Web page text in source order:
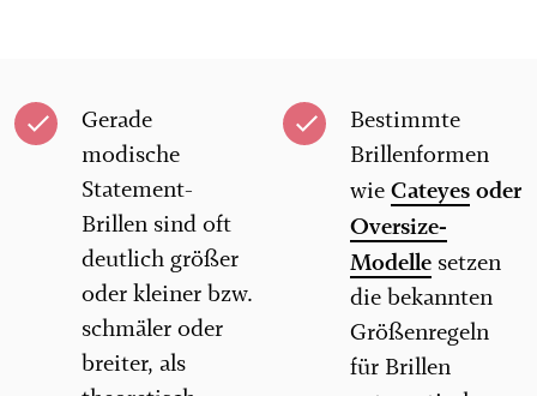
Gerade
modische
Statement-
Brillen sind oft
deutlich größer
oder kleiner bzw.
schmäler oder
breiter, als
Bestimmte
Brillenformen
wie Cateyes oder
Oversize-
Modelle setzen
die bekannten
Größenregeln
für Brillen